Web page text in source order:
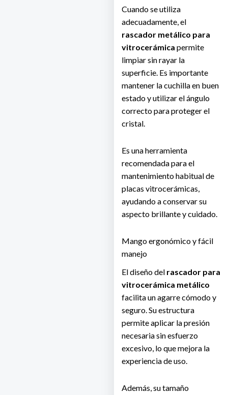
Cuando se utiliza
adecuadamente, el
rascador metálico para
vitrocerámica permite
limpiar sin rayar la
superficie. Es importante
mantener la cuchilla en buen
estado y utilizar el ángulo
correcto para proteger el
cristal.
Es una herramienta
recomendada para el
mantenimiento habitual de
placas vitrocerámicas,
ayudando a conservar su
aspecto brillante y cuidado.
Mango ergonómico y fácil
manejo
El diseño del rascador para
vitrocerámica metálico
facilita un agarre cómodo y
seguro. Su estructura
permite aplicar la presión
necesaria sin esfuerzo
excesivo, lo que mejora la
experiencia de uso.
Además, su tamaño